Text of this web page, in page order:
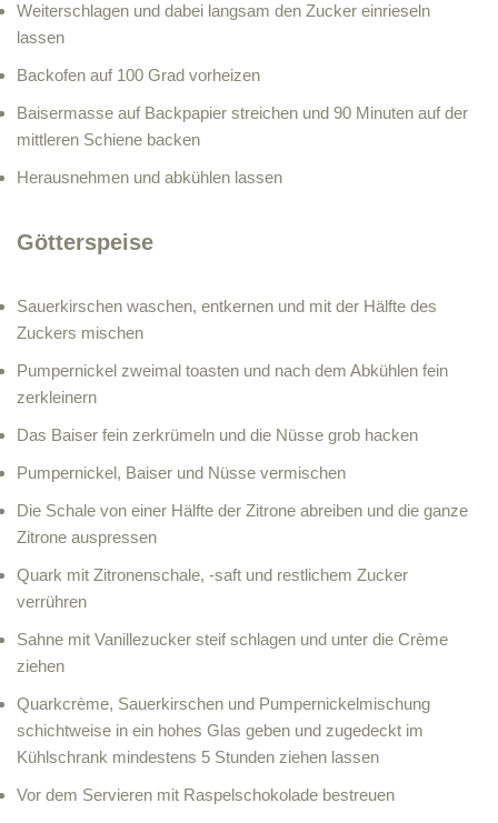
Weiterschlagen und dabei langsam den Zucker einrieseln
lassen
Backofen auf 100 Grad vorheizen
Baisermasse auf Backpapier streichen und 90 Minuten auf der
mittleren Schiene backen
Herausnehmen und abkühlen lassen
Götterspeise
Sauerkirschen waschen, entkernen und mit der Hälfte des
Zuckers mischen
Pumpernickel zweimal toasten und nach dem Abkühlen fein
zerkleinern
Das Baiser fein zerkrümeln und die Nüsse grob hacken
Pumpernickel, Baiser und Nüsse vermischen
Die Schale von einer Hälfte der Zitrone abreiben und die ganze
Zitrone auspressen
Quark mit Zitronenschale, -saft und restlichem Zucker
verrühren
Sahne mit Vanillezucker steif schlagen und unter die Crème
ziehen
Quarkcrème, Sauerkirschen und Pumpernickelmischung
schichtweise in ein hohes Glas geben und zugedeckt im
Kühlschrank mindestens 5 Stunden ziehen lassen
Vor dem Servieren mit Raspelschokolade bestreuen